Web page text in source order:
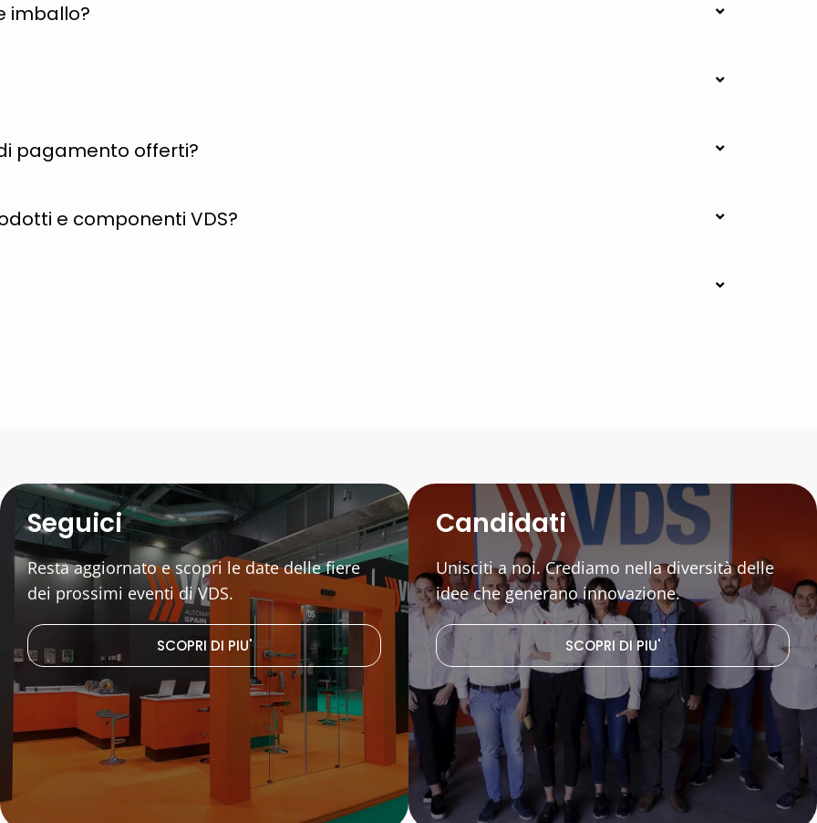
imballo?
pagamento offerti?
e componenti VDS?
Seguici
Resta aggiornato e scopri le date delle fiere
dei prossimi eventi di VDS.
SCOPRI DI PIU'
Candidati
Unisciti a noi. Crediamo nella diversità delle
idee che generano innovazione.
SCOPRI DI PIU'